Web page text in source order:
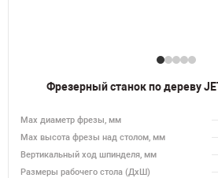
Фрезерный станок по дереву
Max диаметр фрезы, мм
Мах высота фрезы над столом, мм
Вертикальный ход шпинделя, мм
Размеры рабочего стола (ДхШ)